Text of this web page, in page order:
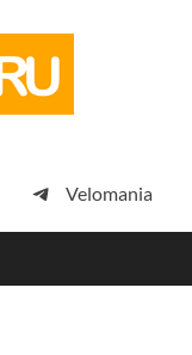
просто
Velomania